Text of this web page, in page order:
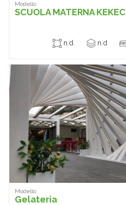
Modello:
SCUOLA MATERNA KEKEC
n.d. n.d
Modello:
Gelateria